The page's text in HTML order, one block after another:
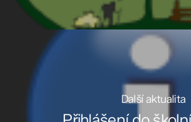
Další aktualita